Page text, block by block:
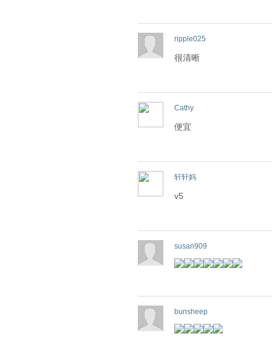
ripple025
很清晰
Cathy
便宜
轩轩妈
v5
susan909
bunsheep